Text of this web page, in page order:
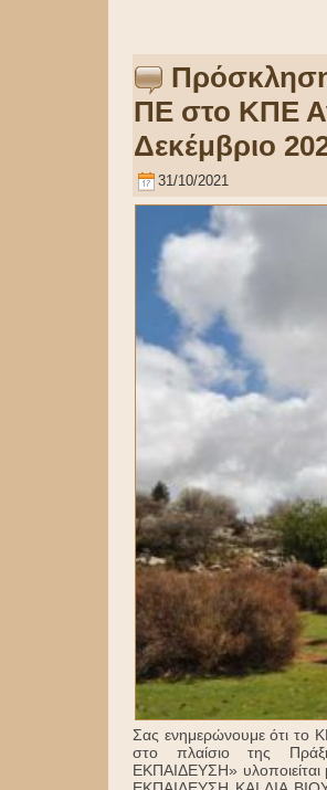
ΠΕ στο ΚΠΕ
Δεκέμβριο
31/10/2021
Σας ενημερώνουμε ότι το
στο πλαίσιο της
ΕΚΠΑΙΔΕΥΣΗ»